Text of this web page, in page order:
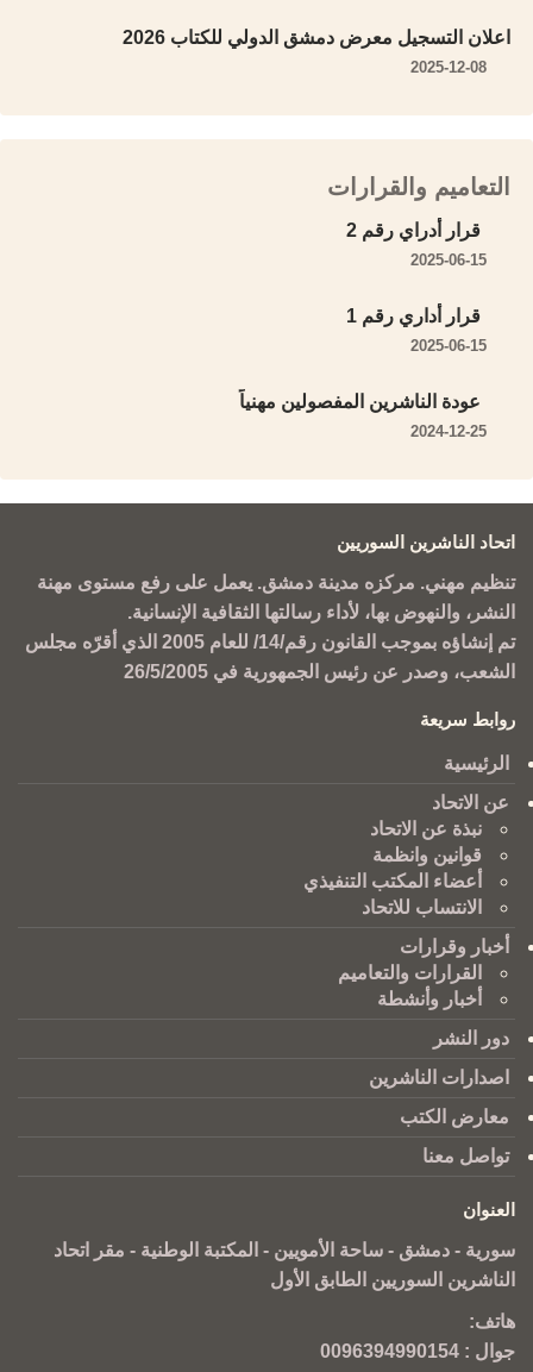
اعلان التسجيل معرض دمشق الدولي للكتاب 2026
2025-12-08
التعاميم والقرارات
قرار أدراي رقم 2
2025-06-15
قرار أداري رقم 1
2025-06-15
عودة الناشرين المفصولين مهنياً
2024-12-25
اتحاد الناشرين السوريين
تنظيم مهني. مركزه مدينة دمشق. يعمل على رفع مستوى مهنة
النشر، والنهوض بها، لأداء رسالتها الثقافية الإنسانية.
تم إنشاؤه بموجب القانون رقم/14/ للعام 2005 الذي أقرّه مجلس
الشعب، وصدر عن رئيس الجمهورية في 26/5/2005
روابط سريعة
الرئيسية
عن الاتحاد
نبذة عن الاتحاد
قوانين وانظمة
أعضاء المكتب التنفيذي
الانتساب للاتحاد
أخبار وقرارات
القرارات والتعاميم
أخبار وأنشطة
دور النشر
اصدارات الناشرين
معارض الكتب
تواصل معنا
العنوان
سورية - دمشق - ساحة الأمويين - المكتبة الوطنية - مقر اتحاد
الناشرين السوريين الطابق الأول
هاتف:
جوال : 0096394990154